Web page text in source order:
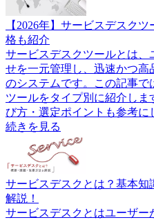
【2026年】サービスデスク
格も紹介
サービスデスクツールとは
せを一元管理し、迅速かつ
のシステムです。この記事で
ツールをタイプ別に紹介し
び方・選定ポイントも参考に
続きを見る
サービスデスクとは？基本
解説！
サービスデスクとはユーザ